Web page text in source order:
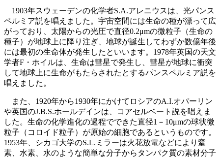
1903年スウェーデンの化学者S.A.アレニウスは、光パンス
ペルミア説を唱えました。宇宙空間には生命の種が漂って広
がっており、太陽からの光圧で直径0.2μmの微粒子（生命の
種子）が地球上に降り注ぎ、地球が誕生してわずか数億年後
には最初の生命体が発生したといいます。1978年英国の天文
学者F・ホイルは、生命は彗星で発生し、彗星が地球に衝突
して地球上に生命がもたらされたとするパンスペルミア説を
唱えました。
また、1920年から1930年にかけてロシアのA.I.オパーリン
や英国のJ.B.S.ホールデインは、コアセルベート説を唱えま
した。生命の化学進化の過程でできた直径1－10μmの球状微
粒子（コロイド粒子）が原始の細胞であるというものです。
1953年、シカゴ大学のS.L.ミラーは火花放電などにより窒
素、水素、水のような簡単な分子からタンパク質の素材分子